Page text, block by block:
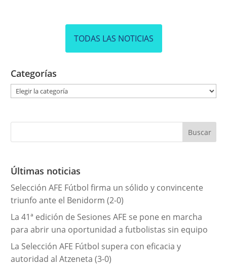
TODAS LAS NOTICIAS
Categorías
g
r
a
s
Últimas noticias
Selección AFE Fútbol firma un sólido y convincente
triunfo ante el Benidorm (2-0)
La 41ª edición de Sesiones AFE se pone en marcha
para abrir una oportunidad a futbolistas sin equipo
La Selección AFE Fútbol supera con eficacia y
autoridad al Atzeneta (3-0)